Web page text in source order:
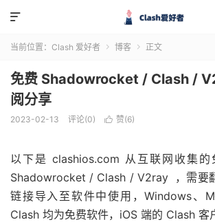

当前位置： Clash 爱好者  博客  正文
免费 Shadowrocket / Clash /
阅分享
2023-02-13 评论(0)  赞(6)
以下是 clashios.com 从互联网收集
Shadowrocket / Clash / V2ray ，需要
链接导入至软件中使用，Windows、
Clash 均为免费软件，iOS 端的 Clash 客